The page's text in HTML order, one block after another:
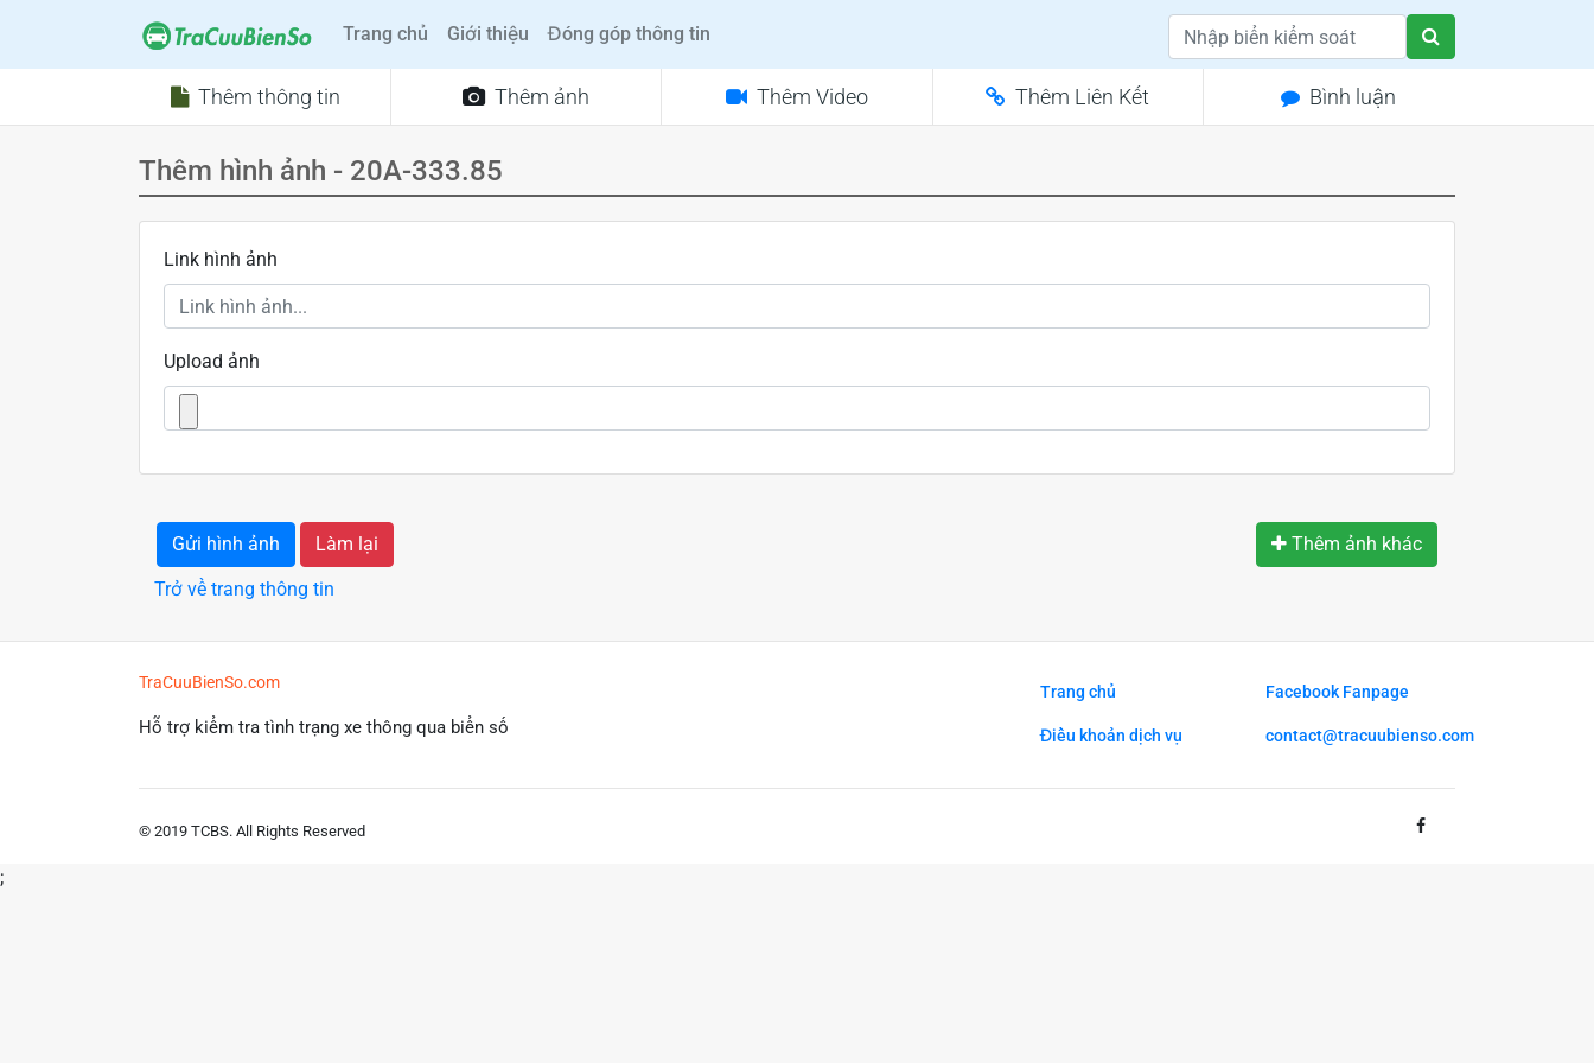
Trang chủ Giới thiệu Đóng góp thông tin
Thêm thông tin Thêm ảnh Thêm Video Thêm Liên Kết Bình luận
Thêm hình ảnh - 20A-333.85
Link hình ảnh
Upload ảnh
Thêm ảnh khác
Gửi hình ảnh
Làm lại
Trở về trang thông tin
TraCuuBienSo.com
Hỗ trợ kiểm tra tình trạng xe thông qua biển số
Trang chủ
Điều khoản dịch vụ
Facebook Fanpage
contact@tracuubienso.com
© 2019 TCBS. All Rights Reserved
;